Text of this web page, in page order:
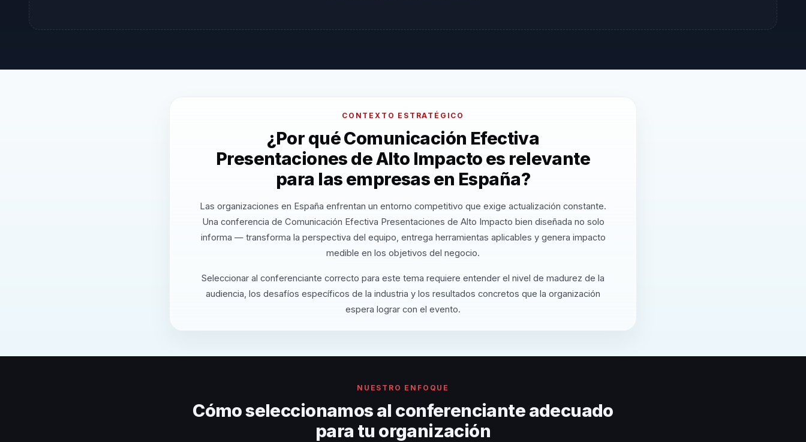
CONTEXTO ESTRATÉGICO
¿Por qué Comunicación Efectiva
Presentaciones de Alto Impacto es relevante
para las empresas en España?
Las organizaciones en España enfrentan un entorno competitivo que exige actualización constante.
Una conferencia de Comunicación Efectiva Presentaciones de Alto Impacto bien diseñada no solo
informa — transforma la perspectiva del equipo, entrega herramientas aplicables y genera impacto
medible en los objetivos del negocio.
Seleccionar al conferenciante correcto para este tema requiere entender el nivel de madurez de la
audiencia, los desafíos específicos de la industria y los resultados concretos que la organización
espera lograr con el evento.
NUESTRO ENFOQUE
Cómo seleccionamos al conferenciante adecuado
para tu organización